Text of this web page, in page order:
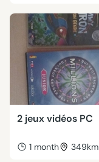
2 jeux vidéos PC
1 month 349km